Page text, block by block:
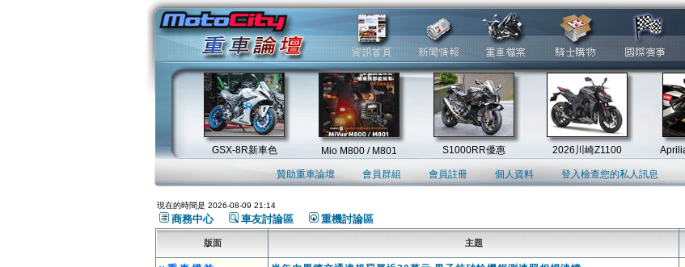
贊助重車論壇 會員群組 會員註冊 個人資料 登入檢查您的私人訊息
現在的時間是 2026-08-09 21:14
商務中心 車友討論區 重機討論區
版面 主題